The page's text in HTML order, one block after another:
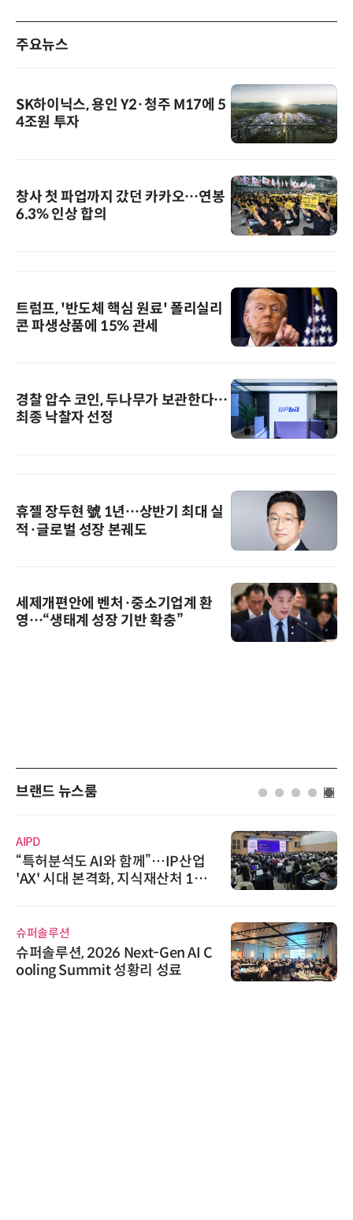
주요뉴스
SK하이닉스, 용인 Y2·청주 M17에 5
4조원 투자
창사 첫 파업까지 갔던 카카오…연봉
6.3% 인상 합의
트럼프, '반도체 핵심 원료' 폴리실리
콘 파생상품에 15% 관세
경찰 압수 코인, 두나무가 보관한다…
최종 낙찰자 선정
휴젤 장두현 號 1년…상반기 최대 실
적·글로벌 성장 본궤도
세제개편안에 벤처·중소기업계 환
영…“생태계 성장 기반 확충”
브랜드 뉴스룸
AIPD
“특허분석도 AI와 함께”…IP산업
'AX' 시대 본격화, 지식재산처 1호
슈퍼솔루션
슈퍼솔루션, 2026 Next-Gen AI C
ooling Summit 성황리 성료